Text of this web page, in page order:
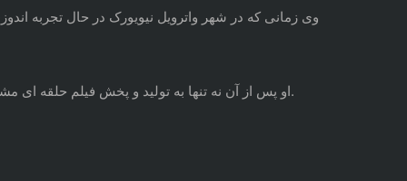
وی زمانی که در شهر واترویل نیویورک در حال تجربه
او پس از آن نه تنها به تولید و پخش فیلم حلقه ای مشغول شد، بلکه دوربینی هم روانه بازار کرد که چندی بعد عکس گرفتن را به سرگرمی همگانی میلیون ها نفر در سراسر جهان تبدیل کرد.